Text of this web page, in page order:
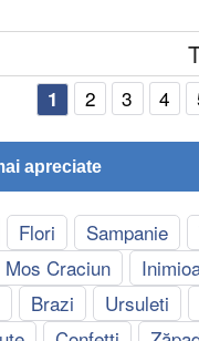
1 2 3 4
apreciate
Flori Sampanie
Mos Craciun
Brazi Ursuleti